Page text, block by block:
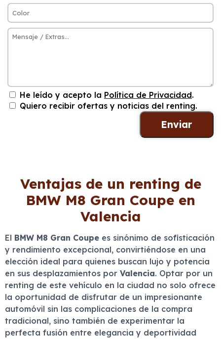
He leído y acepto la Política de Privacidad.
Quiero recibir ofertas y noticias del renting.
Ventajas de un renting de
BMW M8 Gran Coupe en
Valencia
El BMW M8 Gran Coupe es sinónimo de sofisticación
y rendimiento excepcional, convirtiéndose en una
elección ideal para quienes buscan lujo y potencia
en sus desplazamientos por Valencia. Optar por un
renting de este vehículo en la ciudad no solo ofrece
la oportunidad de disfrutar de un impresionante
automóvil sin las complicaciones de la compra
tradicional, sino también de experimentar la
perfecta fusión entre elegancia y deportividad